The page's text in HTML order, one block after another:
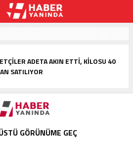
ADETA AKIN ETTI, KILOSU 40
SATILIYOR
GÖRÜNÜME GEÇ